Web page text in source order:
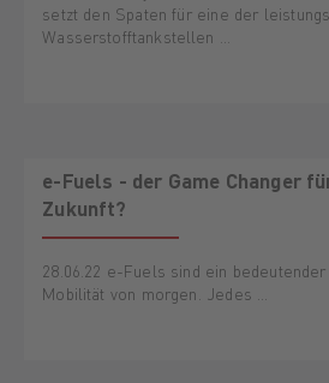
setzt den Spaten für eine der
Wasserstofftankstellen …
e-Fuels - der Game Changer
Zukunft?
28.06.22 e-Fuels sind ein
Mobilität von morgen. Jedes …